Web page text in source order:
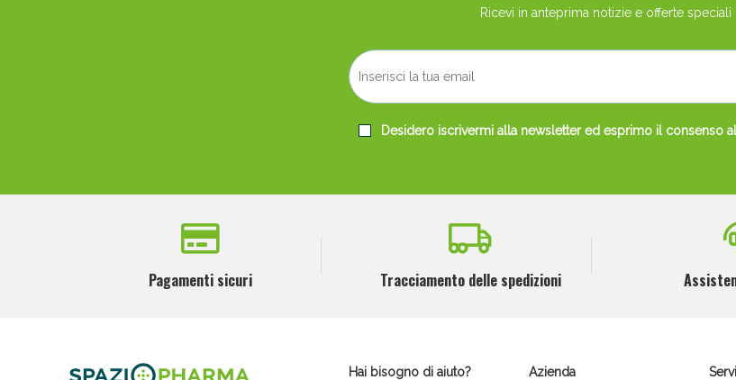
Ricevi in anteprima notizie e offerte speciali
Desidero iscrivermi alla newsletter ed esprimo il consenso al
Pagamenti sicuri Tracciamento delle spedizioni
Hai bisogno di aiuto? Azienda